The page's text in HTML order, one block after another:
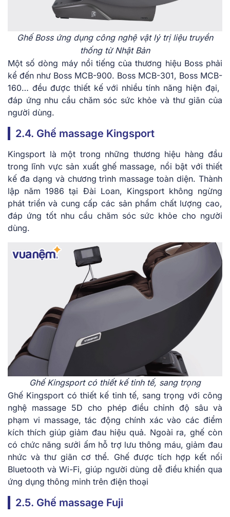
Ghế Boss ứng dụng công nghệ vật lý trị liệu truyền
thống từ Nhật Bản
Một số dòng máy nổi tiếng của thương hiệu Boss phải
kể đến như Boss MCB-900. Boss MCB-301, Boss MCB-
160… đều được thiết kế với nhiều tính năng hiện đại,
đáp ứng nhu cầu chăm sóc sức khỏe và thư giãn của
người dùng.
2.4. Ghế massage Kingsport
Kingsport là một trong những thương hiệu hàng đầu
trong lĩnh vực sản xuất ghế massage, nổi bật với thiết
kế đa dạng và chương trình massage toàn diện. Thành
lập năm 1986 tại Đài Loan, Kingsport không ngừng
phát triển và cung cấp các sản phẩm chất lượng cao,
đáp ứng tốt nhu cầu chăm sóc sức khỏe cho người
dùng.
Ghế Kingsport có thiết kế tinh tế, sang trọng
Ghế Kingsport có thiết kế tinh tế, sang trọng với công
nghệ massage 5D cho phép điều chỉnh độ sâu và
phạm vi massage, tác động chính xác vào các điểm
kích thích giúp giảm đau hiệu quả. Ngoài ra, ghế còn
có chức năng sưởi ấm hỗ trợ lưu thông máu, giảm đau
nhức và thư giãn cơ thể. Ghế được tích hợp kết nối
Bluetooth và Wi-Fi, giúp người dùng dễ điều khiển qua
ứng dụng thông minh trên điện thoại
2.5. Ghế massage Fuji